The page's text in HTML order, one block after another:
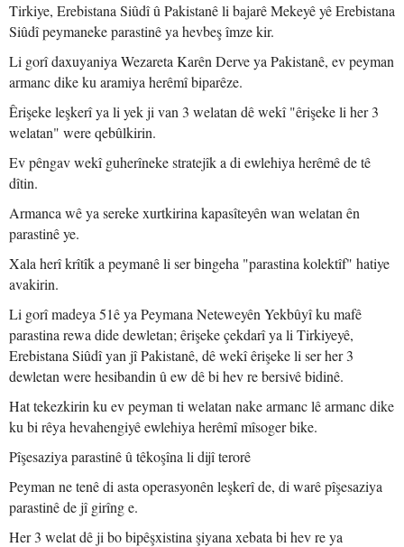
Tirkiye, Erebistana Siûdî û Pakistanê li bajarê Mekeyê yê Erebistana
Siûdî peymaneke parastinê ya hevbeş îmze kir.
Li gorî daxuyaniya Wezareta Karên Derve ya Pakistanê, ev peyman
armanc dike ku aramiya herêmî biparêze.
Êrişeke leşkerî ya li yek ji van 3 welatan dê wekî "êrişeke li her 3
welatan" were qebûlkirin.
Ev pêngav wekî guherîneke stratejîk a di ewlehiya herêmê de tê
dîtin.
Armanca wê ya sereke xurtkirina kapasîteyên wan welatan ên
parastinê ye.
Xala herî krîtîk a peymanê li ser bingeha "parastina kolektîf" hatiye
avakirin.
Li gorî madeya 51ê ya Peymana Neteweyên Yekbûyî ku mafê
parastina rewa dide dewletan; êrişeke çekdarî ya li Tirkiyeyê,
Erebistana Siûdî yan jî Pakistanê, dê wekî êrişeke li ser her 3
dewletan were hesibandin û ew dê bi hev re bersivê bidinê.
Hat tekezkirin ku ev peyman ti welatan nake armanc lê armanc dike
ku bi rêya hevahengiyê ewlehiya herêmî mîsoger bike.
Pîşesaziya parastinê û têkoşîna li dijî terorê
Peyman ne tenê di asta operasyonên leşkerî de, di warê pîşesaziya
parastinê de jî girîng e.
Her 3 welat dê ji bo bipêşxistina şiyana xebata bi hev re ya